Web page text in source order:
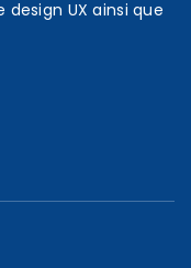
UX ainsi que